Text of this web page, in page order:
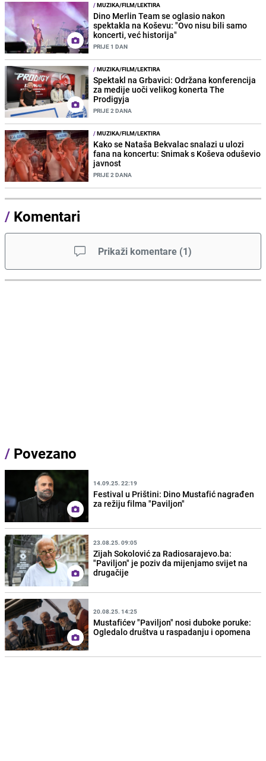
/MUZIKA/FILM/LEKTIRA
Dino Merlin Team se oglasio nakon
spektakla na Koševu: "Ovo nisu bili samo
koncerti, već historija"
PRIJE 1 DAN
/MUZIKA/FILM/LEKTIRA
Spektakl na Grbavici: Održana konferencija
za medije uoči velikog konerta The
Prodigyja
PRIJE 2 DANA
/MUZIKA/FILM/LEKTIRA
Kako se Nataša Bekvalac snalazi u ulozi
fana na koncertu: Snimak s Koševa oduševio
javnost
PRIJE 2 DANA
/ Komentari
Prikaži komentare (1)
/ Povezano
14.09.25. 22:19
Festival u Prištini: Dino Mustafić nagrađen
za režiju filma "Paviljon"
23.08.25. 09:05
Zijah Sokolović za Radiosarajevo.ba:
"Paviljon" je poziv da mijenjamo svijet na
drugačije
20.08.25. 14:25
Mustafićev "Paviljon" nosi duboke poruke:
Ogledalo društva u raspadanju i opomena